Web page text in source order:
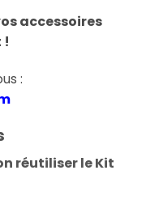
accessoires
!
:
réutiliser le Kit